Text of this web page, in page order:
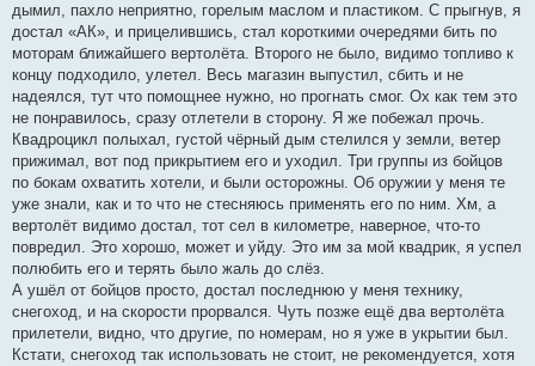
дымил, пахло неприятно, горелым маслом и пластиком. С прыгнув, я
достал «АК», и прицелившись, стал короткими очередями бить по
моторам ближайшего вертолёта. Второго не было, видимо топливо к
концу подходило, улетел. Весь магазин выпустил, сбить и не
надеялся, тут что помощнее нужно, но прогнать смог. Ох как тем это
не понравилось, сразу отлетели в сторону. Я же побежал прочь.
Квадроцикл полыхал, густой чёрный дым стелился у земли, ветер
прижимал, вот под прикрытием его и уходил. Три группы из бойцов
по бокам охватить хотели, и были осторожны. Об оружии у меня те
уже знали, как и то что не стесняюсь применять его по ним. Хм, а
вертолёт видимо достал, тот сел в километре, наверное, что-то
повредил. Это хорошо, может и уйду. Это им за мой квадрик, я успел
полюбить его и терять было жаль до слёз.
А ушёл от бойцов просто, достал последнюю у меня технику,
снегоход, и на скорости прорвался. Чуть позже ещё два вертолёта
прилетели, видно, что другие, по номерам, но я уже в укрытии был.
Кстати, снегоход так использовать не стоит, не рекомендуется, хотя